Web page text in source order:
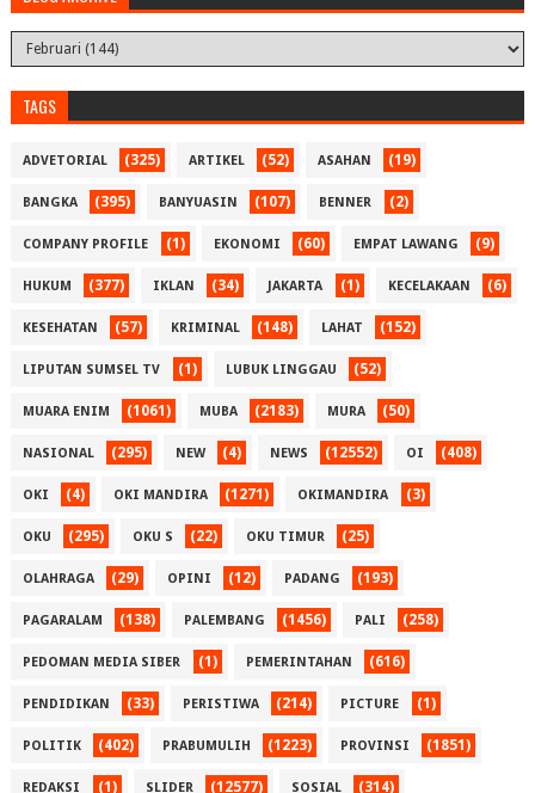
TAGS
ADVETORIAL (325) ARTIKEL (52) ASAHAN (19)
BANGKA (395) BANYUASIN (107) BENNER (2)
COMPANY PROFILE (1) EKONOMI (60) EMPAT LAWANG (9)
HUKUM (377) IKLAN (34) JAKARTA (1) KECELAKAAN (6)
KESEHATAN (57) KRIMINAL (148) LAHAT (152)
LIPUTAN SUMSEL TV (1) LUBUK LINGGAU (52)
MUARA ENIM (1061) MUBA (2183) MURA (50)
NASIONAL (295) NEW (4) NEWS (12552) OI (408)
OKI (4) OKI MANDIRA (1271) OKIMANDIRA (3)
OKU (295) OKU S (22) OKU TIMUR (25)
OLAHRAGA (29) OPINI (12) PADANG (193)
PAGARALAM (138) PALEMBANG (1456) PALI (258)
PEDOMAN MEDIA SIBER (1) PEMERINTAHAN (616)
PENDIDIKAN (33) PERISTIWA (214) PICTURE (1)
POLITIK (402) PRABUMULIH (1223) PROVINSI (1851)
REDAKSI (1) SLIDER (12577) SOSIAL (314)